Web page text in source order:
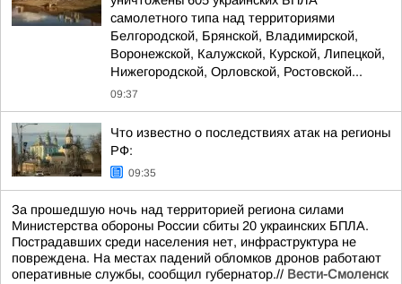
самолетного типа над территориями
Белгородской, Брянской, Владимирской,
Воронежской, Калужской, Курской, Липецкой,
Нижегородской, Орловской, Ростовской...
09:37
Что известно о последствиях атак на регионы
РФ:
09:35
За прошедшую ночь над территорией региона силами
Министерства обороны России сбиты 20 украинских БПЛА.
Пострадавших среди населения нет, инфраструктура не
повреждена. На местах падений обломков дронов работают
оперативные службы, сообщил губернатор.// Вести-Смоленск